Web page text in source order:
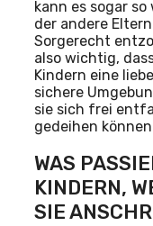
kann es sogar
der andere
Sorgerecht
also wichtig,
Kindern eine
sichere
sie sich frei
gedeihen
WAS
KINDERN,
SIE